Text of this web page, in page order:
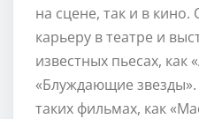
на сцене, так и в
карьеру в театре и
известных пьесах, как
«Блуждающие
таких фильмах, как